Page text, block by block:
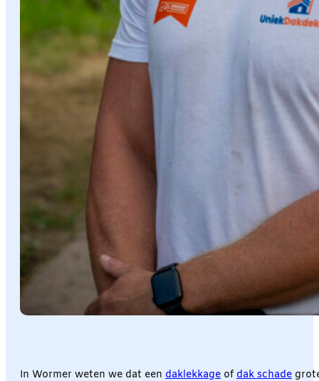
In Wormer weten we dat een daklekkage of dak schade